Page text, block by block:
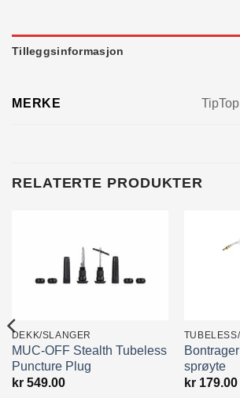
Tilleggsinformasjon
MERKE TipTop
RELATERTE PRODUKTER
DEKK/SLANGER
MUC-OFF Stealth Tubeless
Puncture Plug
kr549.00
sprøyte
kr179.00